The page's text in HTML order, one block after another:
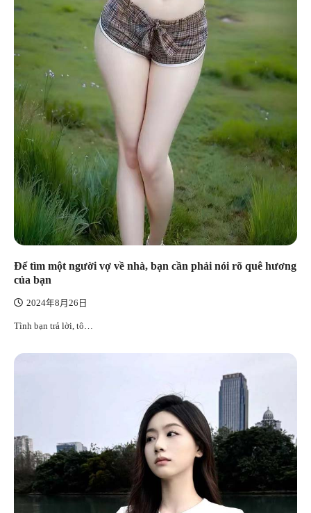
Để tìm một người vợ về nhà, bạn cần phải nói rõ quê hương
của bạn
2024年8月26日
Tình bạn trả lời, tô…